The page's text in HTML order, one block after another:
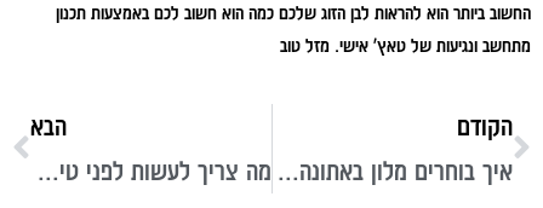
החשוב ביותר הוא להראות לבן הזוג שלכם כמה הוא חשוב לכם באמצעות תכנון
מתחשב ונגיעות של טאץ' אישי. מזל טוב
הקודם
איך בוחרים מלון באתונה? פשוט סוגרים בסקיילארק
הבא
מה צריך לעשות לפני טיסה לכריסמס באירופה?